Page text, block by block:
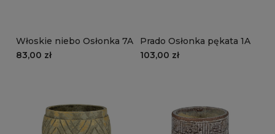
Włoskie niebo Osłonka 7A
83,00 zł
Prado Osłonka pękata 1A
103,00 zł